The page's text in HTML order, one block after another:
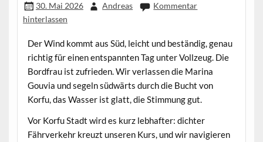
30. Mai 2026 Andreas
Kommentar
hinterlassen
Der Wind kommt aus Süd, leicht und beständig, genau
richtig für einen entspannten Tag unter Vollzeug. Die
Bordfrau ist zufrieden. Wir verlassen die Marina
Gouvia und segeln südwärts durch die Bucht von
Korfu, das Wasser ist glatt, die Stimmung gut.
Vor Korfu Stadt wird es kurz lebhafter: dichter
Fährverkehr kreuzt unseren Kurs, und wir navigieren